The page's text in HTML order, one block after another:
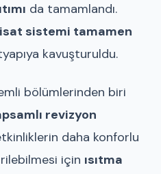
da tamamlandı.
sistemi tamamen
kavuşturuldu.
bölümlerinden biri
revizyon
daha konforlu
için ısıtma